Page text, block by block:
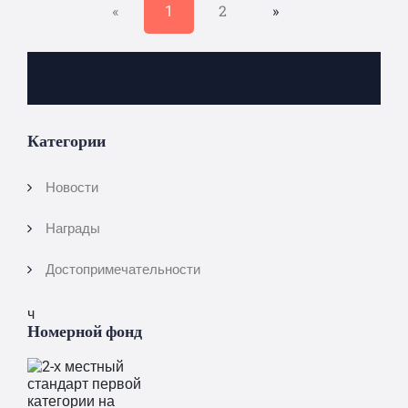
« 1 2 »
Категории
Новости
Награды
Достопримечательности
ч
Номерной фонд